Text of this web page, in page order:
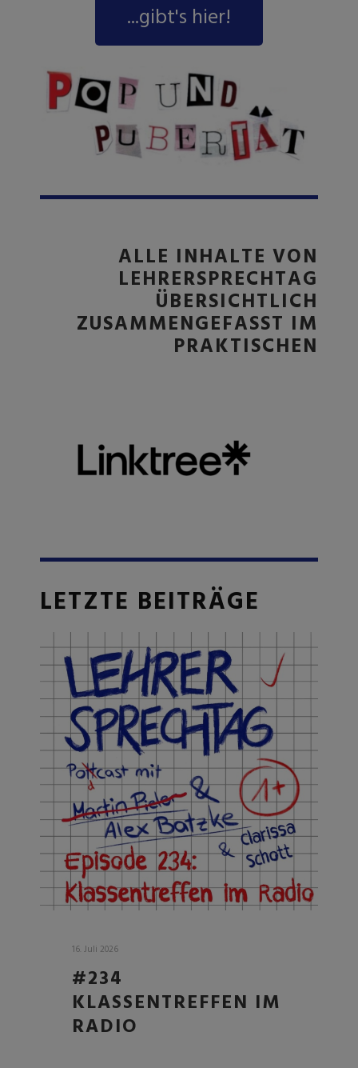
...gibt's hier!
ALLE INHALTE VON
LEHRERSPRECHTAG
ÜBERSICHTLICH
ZUSAMMENGEFASST IM
PRAKTISCHEN
LETZTE BEITRÄGE
16. Juli 2026
#234
KLASSENTREFFEN IM
RADIO